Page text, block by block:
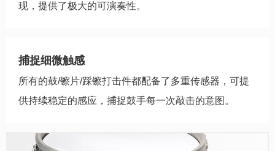
现，提供了极大的可演奏性。
捕捉细微触感
所有的鼓/镲片/踩镲打击件都配备了多重传感器，可提
供持续稳定的感应，捕捉鼓手每一次敲击的意图。